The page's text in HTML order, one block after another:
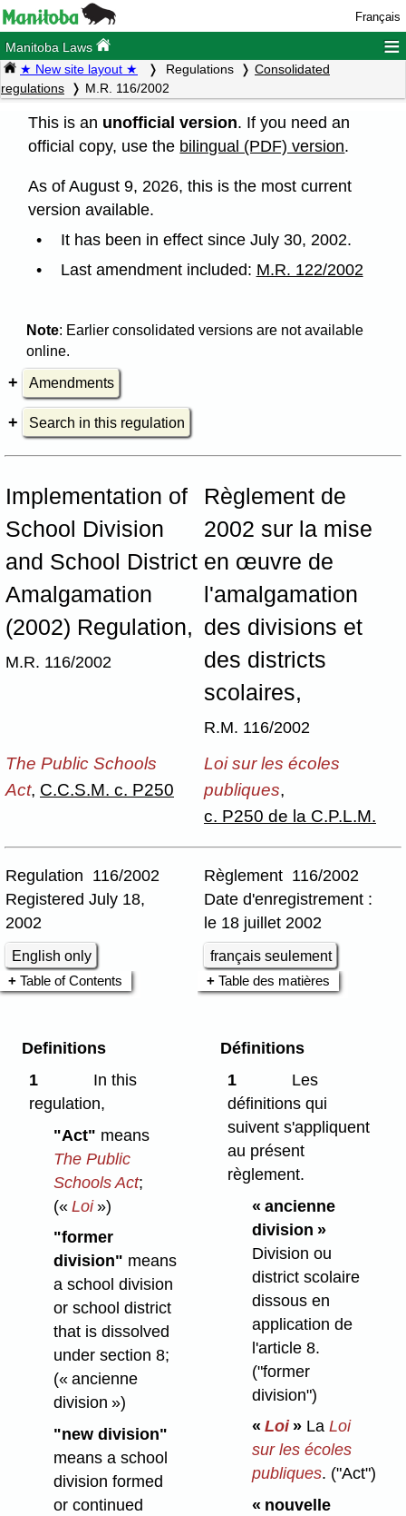
Français
Manitoba Laws ≡
★ New site layout ★ Regulations
Consolidated
regulations
M.R. 116/2002
This is an unofficial version. If you need an
official copy, use the bilingual (PDF) version.
As of August 9, 2026, this is the most current
version available.
It has been in effect since July 30, 2002.
Last amendment included: M.R. 122/2002
Note: Earlier consolidated versions are not available
online.
Amendments
Search in this regulation
Implementation of
School Division
and School District
Amalgamation
(2002) Regulation,
M.R. 116/2002
Règlement de
2002 sur la mise
en œuvre de
l'amalgamation
des divisions et
des districts
scolaires,
R.M. 116/2002
The Public Schools
Act, C.C.S.M. c. P250
Loi sur les écoles
publiques,
c. P250 de la C.P.L.M.
Regulation 116/2002
Registered July 18,
2002
English only
Règlement 116/2002
Date d'enregistrement :
le 18 juillet 2002
français seulement
Table of Contents
Table des matières
Definitions
1
In this
regulation,
"Act" means
The Public
Schools Act;
(« Loi»)
"former
division" means
a school division
or school district
that is dissolved
under section 8;
(« ancienne
division »)
"new division"
means a school
division formed
or continued
Définitions
1
Les
définitions qui
suivent s'appliquent
au présent
règlement.
« ancienne
division »
Division ou
district scolaire
dissous en
application de
l'article 8.
("former
division")
« Loi»La Loi
sur les écoles
publiques. ("Act")
« nouvelle